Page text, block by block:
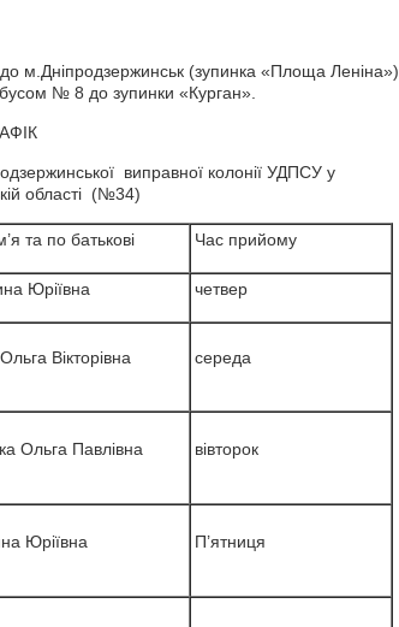
м.Дніпродзержинськ (зупинка «Площа Леніна»).
№ 8 до зупинки «Курган».
виправної колонії УДПСУ у
області (№34)
та по батькові Час прийому
Юріївна четвер
Вікторівна середа
Ольга Павлівна вівторок
Юріївна П’ятниця